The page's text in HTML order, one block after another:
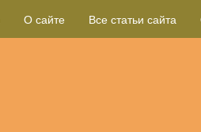
О сайте Все статьи сайта